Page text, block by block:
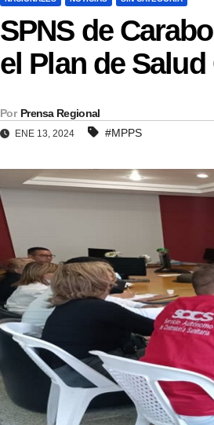
SPNS de
el Plan de
Por Prensa Regional
ENE 13, 2024 #MPPS